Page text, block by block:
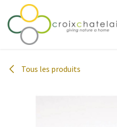
Se rendre au contenu
Tous les produits